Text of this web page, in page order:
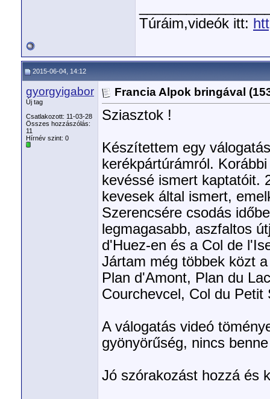
Túráim,videók itt:
2015-06-04, 14:12
gyorgyigabor
Új tag
Csatlakozott: 11-03-28
Összes hozzászólás:
11
Hírnév szint: 0
Francia Alpok bringával
Sziasztok !
Készítettem egy
kerékpártúrámról.
kevéssé ismert kaptatóit.
kevesek által ismert,
Szerencsére csodás
legmagasabb, aszfaltos
d'Huez-en és a Col de
Jártam még többek közt
Plan d'Amont, Plan du
Courchevcel, Col du Petit
A válogatás videó
gyönyörűség, nincs
Jó szórakozást hozzá és